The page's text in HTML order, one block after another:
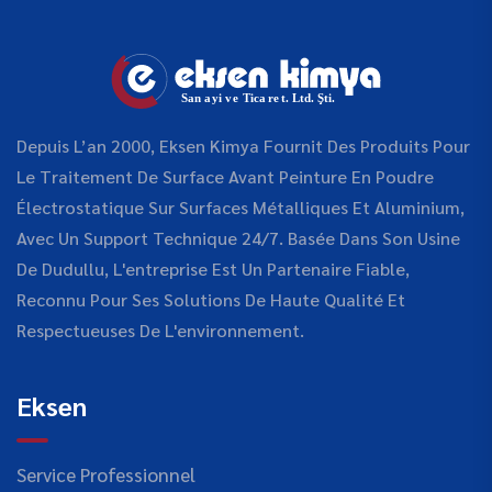
Depuis L’an 2000, Eksen Kimya Fournit Des Produits Pour
Le Traitement De Surface Avant Peinture En Poudre
Électrostatique Sur Surfaces Métalliques Et Aluminium,
Avec Un Support Technique 24/7. Basée Dans Son Usine
De Dudullu, L'entreprise Est Un Partenaire Fiable,
Reconnu Pour Ses Solutions De Haute Qualité Et
Respectueuses De L'environnement.
Eksen
Service Professionnel